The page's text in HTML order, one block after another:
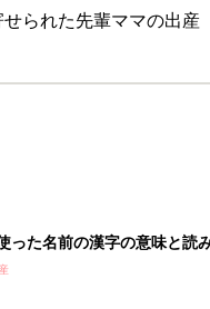
った名前の漢字の意味と読